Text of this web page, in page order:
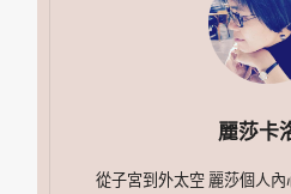
麗莎卡
從子宮到外太空 麗莎個人